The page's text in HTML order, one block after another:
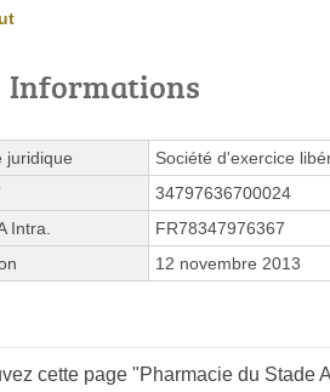
Informations
juridique
Société d'exercice
34797636700024
Intra.
FR78347976367
12 novembre 2013
cette page "Pharmacie du Stade